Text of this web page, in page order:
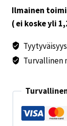
Ilmainen
( ei koske yli
Turvallinen